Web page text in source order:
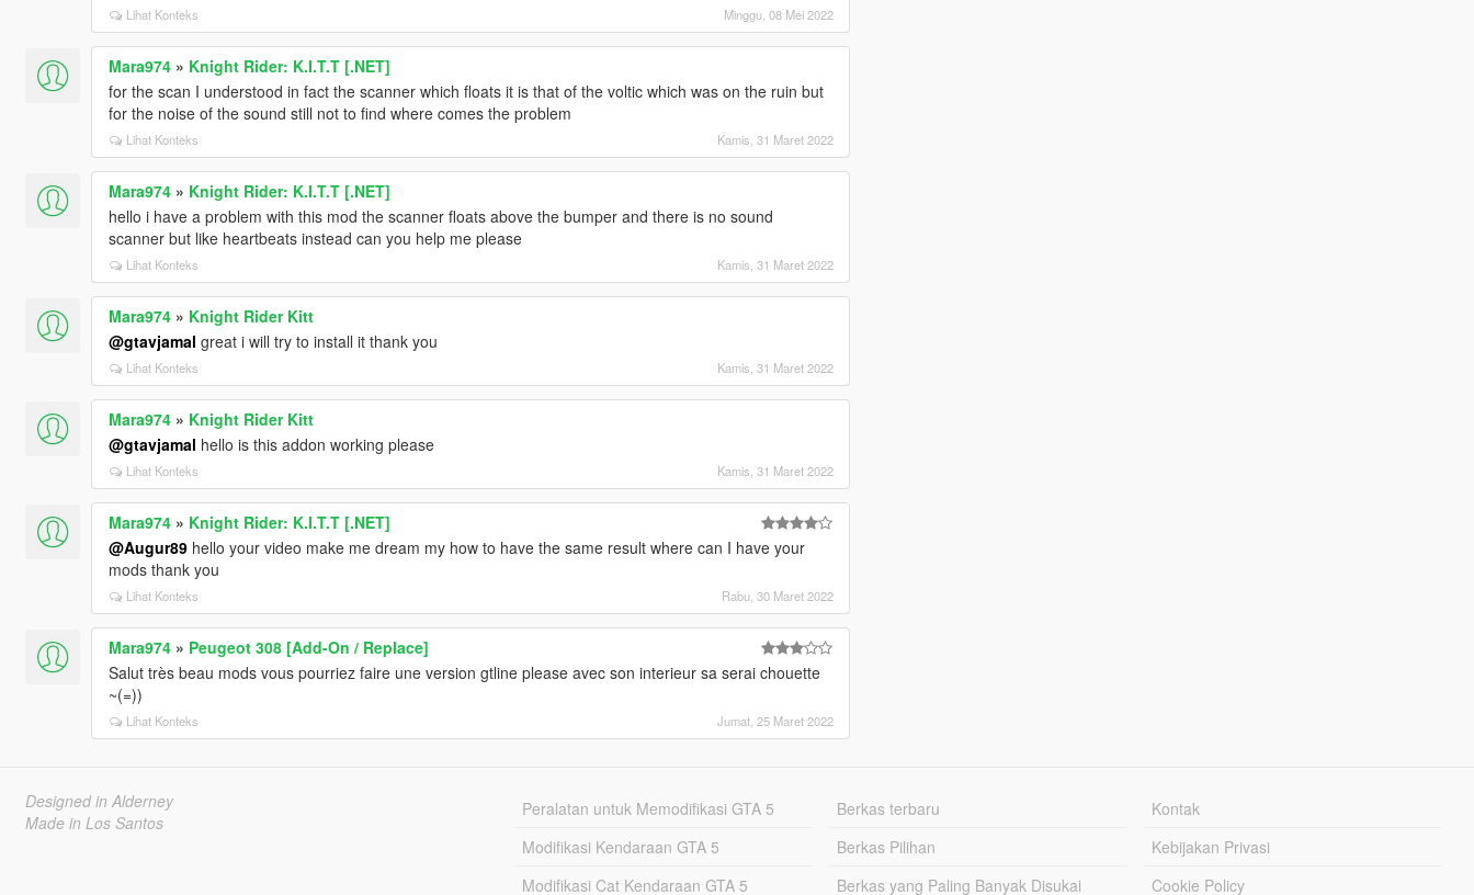
Lihat Konteks Minggu, 08 Mei 2022
Mara974» Knight Rider: K.I.T.T [.NET]
for the scan I understood in fact the scanner which floats it is that of the voltic which was on the ruin but
for the noise of the sound still not to find where comes the problem
Lihat Konteks Kamis, 31 Maret 2022
Mara974» Knight Rider: K.I.T.T [.NET]
hello i have a problem with this mod the scanner floats above the bumper and there is no sound
scanner but like heartbeats instead can you help me please
Lihat Konteks Kamis, 31 Maret 2022
Mara974» Knight Rider Kitt
@gtavjamal great i will try to install it thank you
Lihat Konteks Kamis, 31 Maret 2022
Mara974» Knight Rider Kitt
@gtavjamal hello is this addon working please
Lihat Konteks Kamis, 31 Maret 2022
Mara974» Knight Rider: K.I.T.T [.NET]
@Augur89hello your video make me dream my how to have the same result where can I have your
mods thank you
Lihat Konteks Rabu, 30 Maret 2022
Mara974» Peugeot 308 [Add-On / Replace]
Salut très beau mods vous pourriez faire une version gtline please avec son interieur sa serai chouette
~(=))
Lihat Konteks Jumat, 25 Maret 2022
Designed in Alderney
Made in Los Santos
Peralatan untuk Memodifikasi GTA 5
Modifikasi Kendaraan GTA 5
Modifikasi Cat Kendaraan GTA 5
Berkas terbaru
Berkas Pilihan
Berkas yang Paling Banyak Disukai
Kontak
Kebijakan Privasi
Cookie Policy